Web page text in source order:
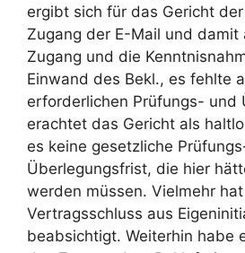
ergibt sich für das Gericht
Zugang der E-Mail und damit
Zugang und die
Einwand des Bekl., es fehlte
erforderlichen Prüfungs- und
erachtet das Gericht als
es keine gesetzliche
Überlegungsfrist, die hier
werden müssen. Vielmehr
Vertragsschluss aus
beabsichtigt. Weiterhin habe